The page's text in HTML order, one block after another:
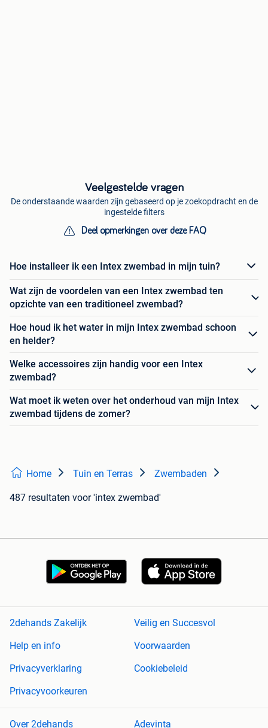
Veelgestelde vragen
De onderstaande waarden zijn gebaseerd op je zoekopdracht en de
ingestelde filters
Deel opmerkingen over deze FAQ
Hoe installeer ik een Intex zwembad in mijn tuin?
Wat zijn de voordelen van een Intex zwembad ten
opzichte van een traditioneel zwembad?
Hoe houd ik het water in mijn Intex zwembad schoon
en helder?
Welke accessoires zijn handig voor een Intex
zwembad?
Wat moet ik weten over het onderhoud van mijn Intex
zwembad tijdens de zomer?
Home Tuin en Terras Zwembaden
487 resultaten voor 'intex zwembad'
2dehands Zakelijk
Veilig en Succesvol
Help en info
Voorwaarden
Privacyverklaring
Cookiebeleid
Privacyvoorkeuren
Over 2dehands Adevinta